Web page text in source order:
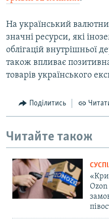
На український
значні ресурси, які
облігацій внутрішньої
також впливає
товарів українського
Поділитись
Читайте також